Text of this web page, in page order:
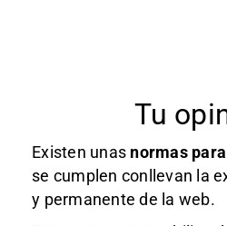
Tu
Existen unas normas
se cumplen conllevan la
y permanente de la web.